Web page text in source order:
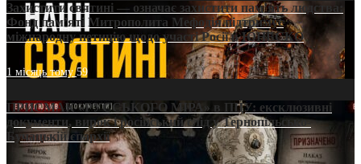
Захистити святині — означає захистити пам’ять людства:
Фонд пам’яті Митрополита Мефодія підтримує
міжнародну петицію щодо участі Росії в ЮНЕСКО
1 місяць тому59
ПРИСМАК «РУССЬКОГО МІРА» в ПЦУ: ексклюзивні
документи, вирок і російський слід у Тернопільсько-
Бучацькій єпархії